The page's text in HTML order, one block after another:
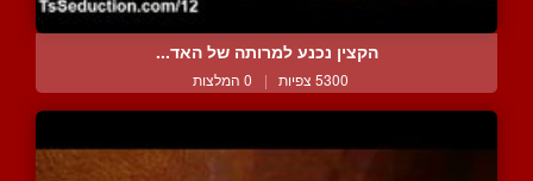
הקצין נכנע למרותה של האד...
5300 צפיות | 0 המלצות